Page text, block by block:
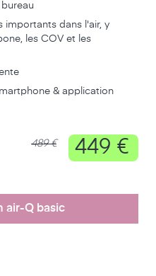
importants dans l'air, y
les COV et les
& application
489 € 449 €
air-Q basic